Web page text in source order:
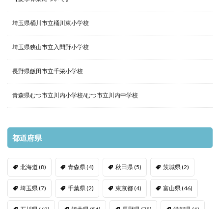
埼玉県桶川市立桶川東小学校
埼玉県狭山市立入間野小学校
長野県飯田市立千栄小学校
青森県むつ市立川内小学校/むつ市立川内中学校
都道府県
北海道 (8) 青森県(4) 秋田県(5) 茨城県(2)
埼玉県(7) 千葉県(2) 東京都(4) 富山県(46)